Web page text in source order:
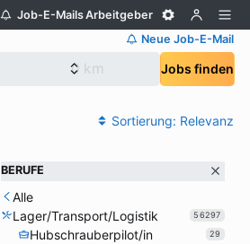
Job-E-MailsArbeitgeber
Neue Job-E-Mail
Jobs finden
Sortierung: Relevanz
BERUFE
Alle
Lager/Transport/Logistik
56297
Hubschrauberpilot/in 29